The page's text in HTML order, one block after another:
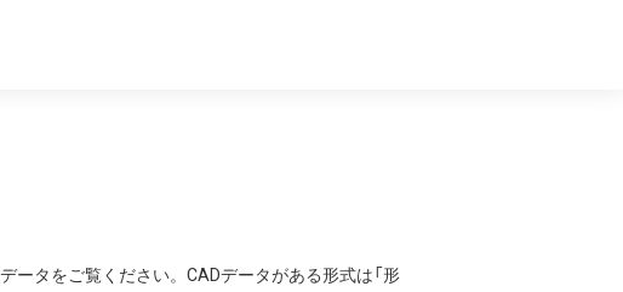
タをご覧ください。CADデータがある形式は「形